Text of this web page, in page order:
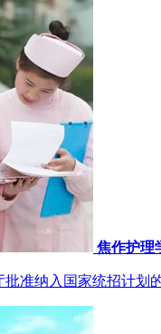
焦作护理
准纳入国家统招计划